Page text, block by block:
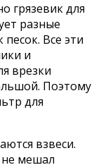
грязевик для
разные
Все эти
и
врезки
Поэтому
для
взвеси.
не мешал